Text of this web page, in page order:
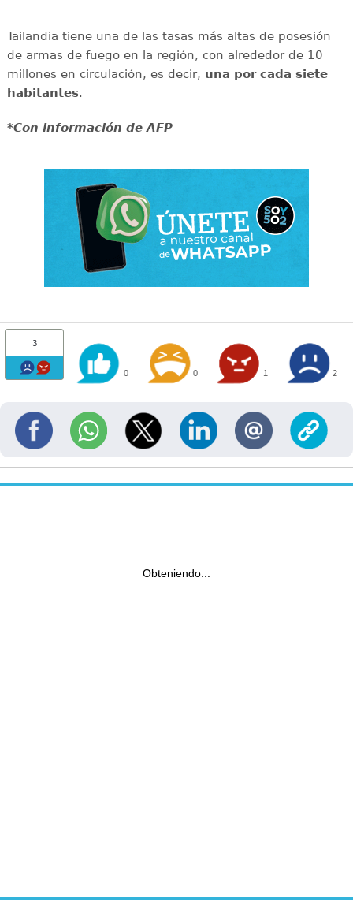
Tailandia tiene una de las tasas más altas de posesión
de armas de fuego en la región, con alrededor de 10
millones en circulación, es decir, una por cada siete
habitantes.
*Con información de AFP
3
0 0 1 2
Obteniendo...